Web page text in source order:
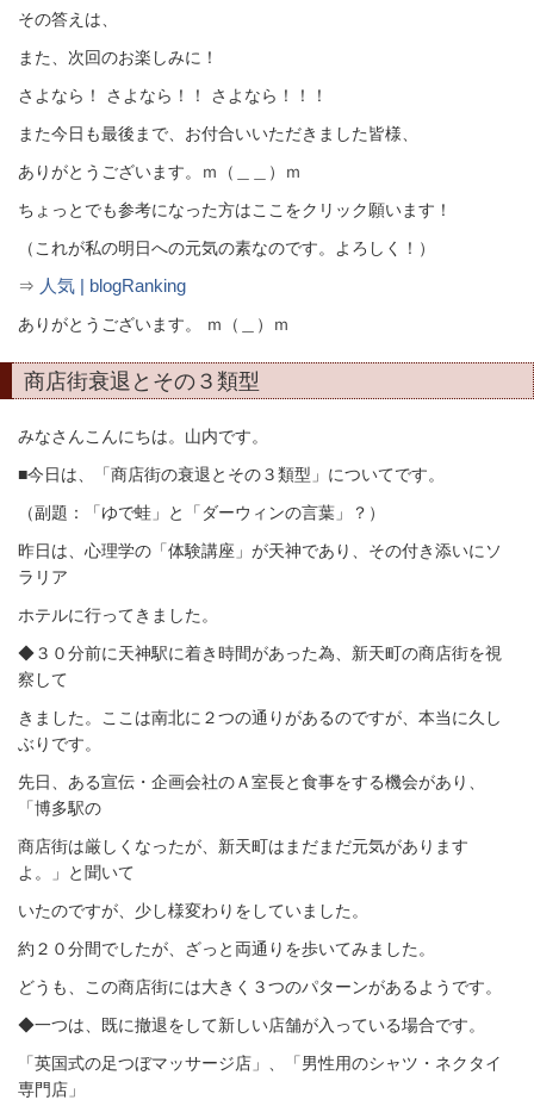
その答えは、
また、次回のお楽しみに！
さよなら！ さよなら！！ さよなら！！！
また今日も最後まで、お付合いいただきました皆様、
ありがとうございます。ｍ（＿＿）ｍ
ちょっとでも参考になった方はここをクリック願います！
（これが私の明日への元気の素なのです。よろしく！）
⇒ 人気 | blogRanking
ありがとうございます。 ｍ（＿）ｍ
商店街衰退とその３類型
みなさんこんにちは。山内です。
■今日は、「商店街の衰退とその３類型」についてです。
（副題：「ゆで蛙」と「ダーウィンの言葉」？）
昨日は、心理学の「体験講座」が天神であり、その付き添いにソ
ラリア
ホテルに行ってきました。
◆３０分前に天神駅に着き時間があった為、新天町の商店街を視
察して
きました。ここは南北に２つの通りがあるのですが、本当に久し
ぶりです。
先日、ある宣伝・企画会社のＡ室長と食事をする機会があり、
「博多駅の
商店街は厳しくなったが、新天町はまだまだ元気があります
よ。」と聞いて
いたのですが、少し様変わりをしていました。
約２０分間でしたが、ざっと両通りを歩いてみました。
どうも、この商店街には大きく３つのパターンがあるようです。
◆一つは、既に撤退をして新しい店舗が入っている場合です。
「英国式の足つぼマッサージ店」、「男性用のシャツ・ネクタイ
専門店」